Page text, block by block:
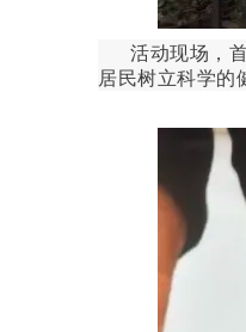
活动现场，首
居民树立科学的